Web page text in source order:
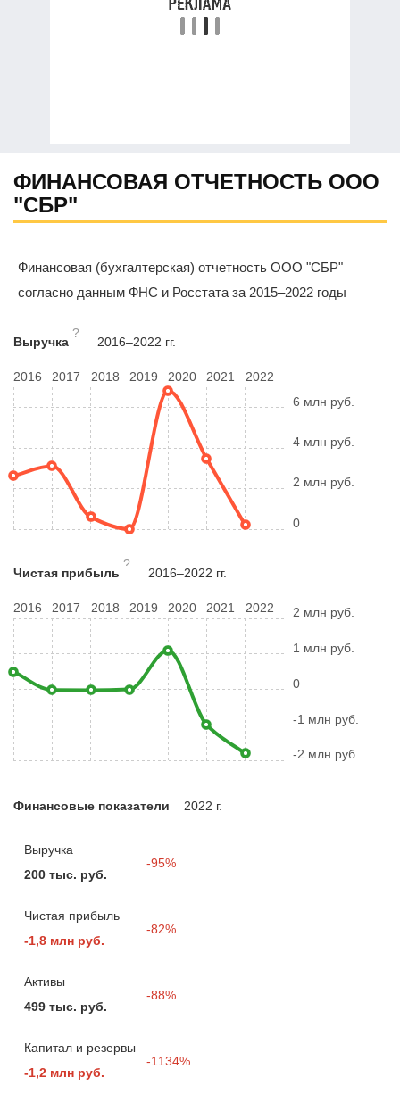
ФИНАНСОВАЯ ОТЧЕТНОСТЬ ООО
"СБР"
Финансовая (бухгалтерская) отчетность ООО "СБР"
согласно данным ФНС и Росстата за 2015–2022 годы
Выручка
?
2016–2022 гг.
2016 2017 2018 2019 2020 2021 2022
0
2 млн руб.
4 млн руб.
6 млн руб.
Чистая прибыль
?
2016–2022 гг.
2016 2017 2018 2019 2020 2021 2022
-2 млн руб.
-1 млн руб.
0
1 млн руб.
2 млн руб.
Финансовые показатели 2022 г.
Выручка
200 тыс. руб.
-95%
Чистая прибыль
-1,8 млн руб.
-82%
Активы
499 тыс. руб.
-88%
Капитал и резервы
-1,2 млн руб.
-1134%